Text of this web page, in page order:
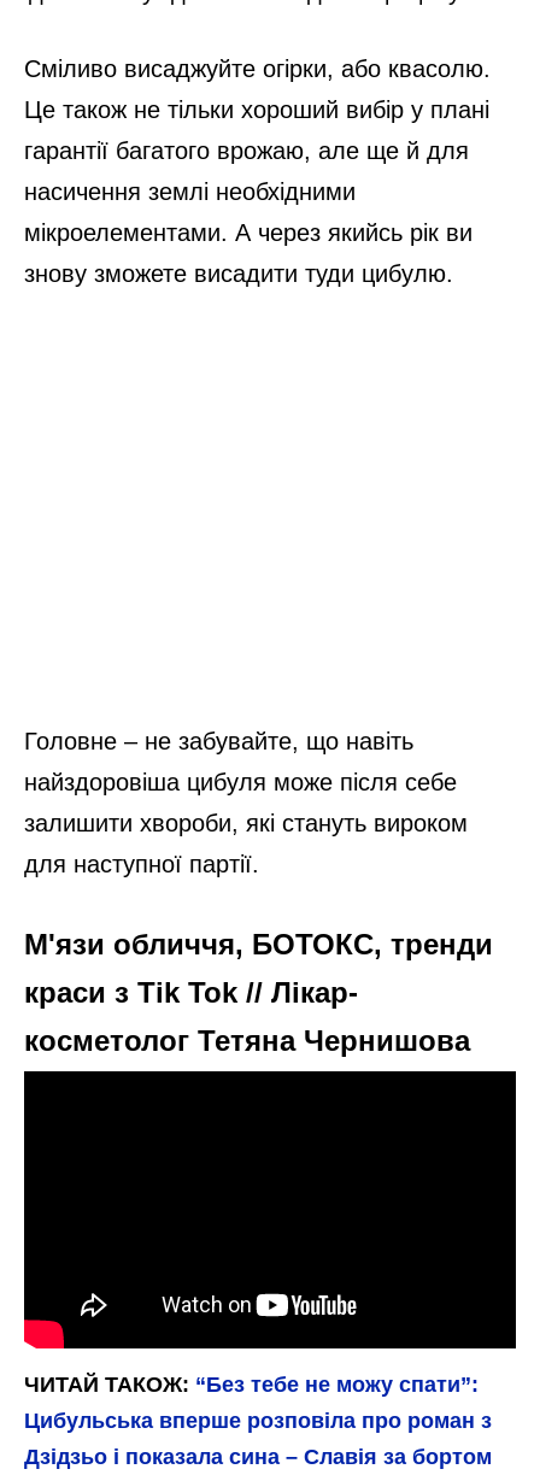
Сміливо висаджуйте огірки, або квасолю.
Це також не тільки хороший вибір у плані
гарантії багатого врожаю, але ще й для
насичення землі необхідними
мікроелементами. А через якийсь рік ви
знову зможете висадити туди цибулю.
Головне – не забувайте, що навіть
найздоровіша цибуля може після себе
залишити хвороби, які стануть вироком
для наступної партії.
М'язи обличчя, БОТОКС, тренди
краси з Tik Tok // Лікар-
косметолог Тетяна Чернишова
ЧИТАЙ ТАКОЖ: “Без тебе не можу спати”:
Цибульська вперше розповіла про роман з
Дзідзьо і показала сина – Славія за бортом